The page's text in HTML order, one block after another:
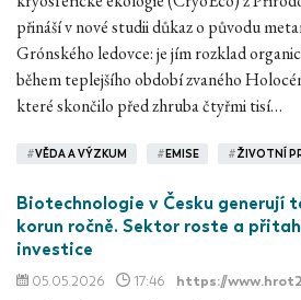
přináší v nové studii důkaz o původu
Grónského ledovce: je jím rozklad
během teplejšího období zvaného
které skončilo před zhruba čtyřmi tisí…
#VĚDA A VÝZKUM # EMISE #ŽIVOTNÍ
Biotechnologie v Česku generují
korun ročně. Sektor roste a
investice
05.05.2026 17:46 https://